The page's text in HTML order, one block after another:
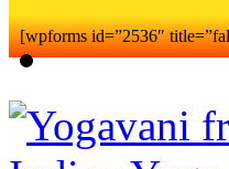
[wpforms id=”2536″